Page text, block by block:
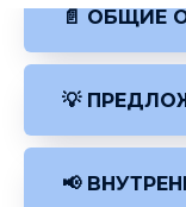
📄 ОБЩИЕ
💡
📢